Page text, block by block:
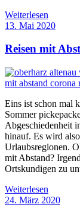
Weiterlesen
13. Mai 2020
Reisen mit
Eins ist schon mal
Sommer
Abgeschiedenheit
hinauf. Es wird
Urlaubsregionen.
mit Abstand?
Ortskundigen zu
Weiterlesen
24. März 2020